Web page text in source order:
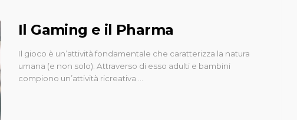
Il Gaming e il Pharma
Il gioco è un’attività fondamentale che caratterizza la natura
umana (e non solo). Attraverso di esso adulti e bambini
compiono un’attività ricreativa …